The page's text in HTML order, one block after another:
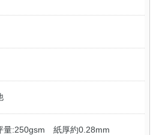
量:250gsm 紙厚約0.28mm